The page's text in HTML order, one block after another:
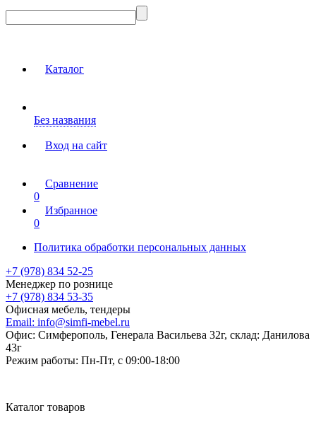
Каталог
Без названия
Вход на сайт
Сравнение
0
Избранное
0
Политика обработки персональных данных
+7 (978) 834 52-25
Менеджер по рознице
+7 (978) 834 53-35
Офисная мебель, тендеры
Email: info@simfi-mebel.ru
Офис: Симферополь, Генерала Васильева 32г, склад: Данилова
43г
Режим работы: Пн-Пт, с 09:00-18:00
Каталог товаров